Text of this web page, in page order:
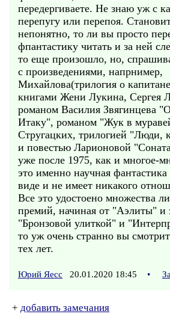
передергиваете. Не знаю уж с
перепугу или перепоя.
непонятно, то ли вы просто
фпантастику читать и за ней
то еще произошло, но,
с произведениями, напрнимер,
Михайлова(трилогия о
книгами Жени Лукина, Сергея
романом Василия Звягинцева
Итаку", романом "Жук в
Стругацких, трилогией "Люди,
и повестью Ларионовой
уже после 1975, как и многое-
это именно научная фантастика
виде и не имеет никакого
Все это удостоено множества
премий, начиная от "Аэлиты" и
"Бронзовой улиткой" и
то уж очень странно вы
тех лет.
Юрий Яесс 20.01.2020 18:45 •
+ добавить замечания